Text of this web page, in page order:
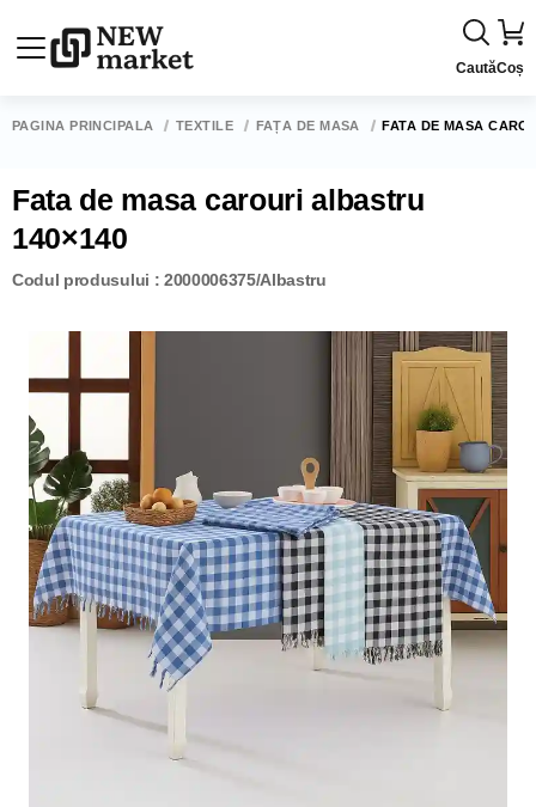
CautăCoș
PAGINA PRINCIPALĂ TEXTILE FAȚĂ DE MASĂ FATA DE MASA
Fata de masa carouri albastru
140×140
Codul produsului : 2000006375/Albastru